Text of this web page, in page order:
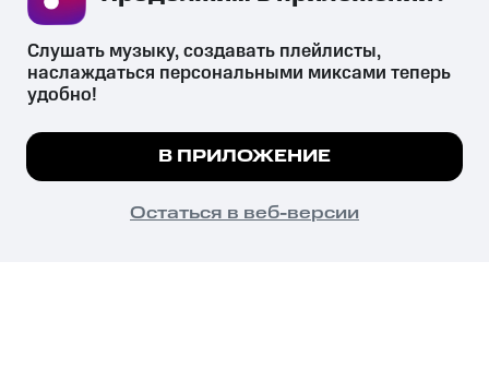
психотропных веществ, их аналогов причиняет вред здоровью,
их незаконный оборот запрещён и влечёт установленную
законодательством ответственность.
© 2026 ООО «КИОН».
Все права защищены
Мы используем куки, чтобы на сайте все
Подробнее
ПОНЯТНО
Слушать музыку, создавать плейлисты,
наслаждаться персональными миксами теперь
удобно!
В ПРИЛОЖЕНИЕ
Остаться в веб-версии